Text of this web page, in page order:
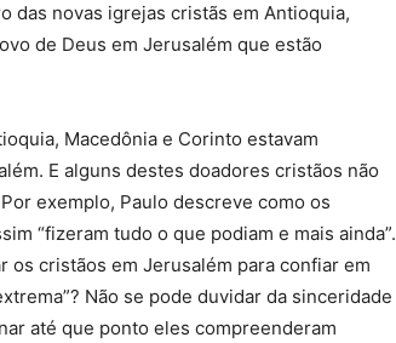
das novas igrejas cristãs em Antioquia,
de Deus em Jerusalém que estão
Macedônia e Corinto estavam
E alguns destes doadores cristãos não
exemplo, Paulo descreve como os
“fizeram tudo o que podiam e mais ainda”.
os cristãos em Jerusalém para confiar em
Não se pode duvidar da sinceridade
até que ponto eles compreenderam